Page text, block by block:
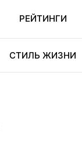
РЕЙТИНГИ
СТИЛЬ ЖИЗНИ